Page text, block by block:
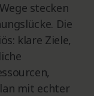
stecken
Die
klare Ziele,
mit echter